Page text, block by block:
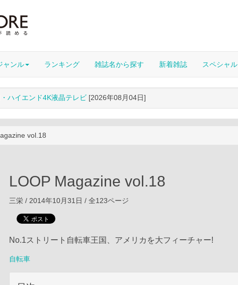
ャンル ランキング 雑誌名から探す 新着雑誌 スペシャル
ハイエンド4K液晶テレビ [2026年08月04日]
vol.18
LOOP Magazine vol.18
三栄 / 2014年10月31日 / 全123ページ
No.1ストリート自転車王国、アメリカを大フィーチャー!
自転車